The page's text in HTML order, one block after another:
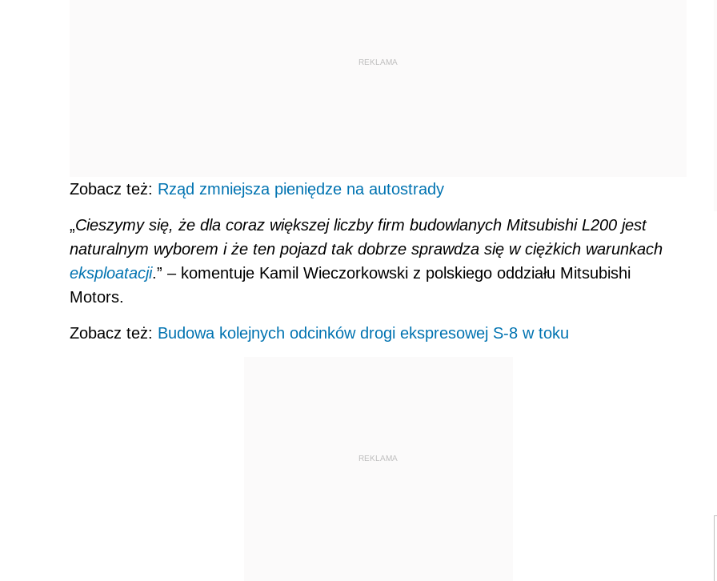
REKLAMA
Zobacz też: Rząd zmniejsza pieniędze na autostrady
„Cieszymy się, że dla coraz większej liczby firm budowlanych Mitsubishi L200 jest
naturalnym wyborem i że ten pojazd tak dobrze sprawdza się w ciężkich warunkach
eksploatacji.” – komentuje Kamil Wieczorkowski z polskiego oddziału Mitsubishi
Motors.
Zobacz też: Budowa kolejnych odcinków drogi ekspresowej S-8 w toku
REKLAMA